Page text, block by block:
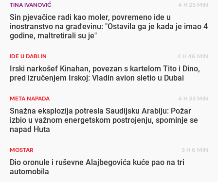
TINA IVANOVIĆ 4 H 25 MIN
Sin pjevačice radi kao moler, povremeno ide u
inostranstvo na građevinu: "Ostavila ga je kada je imao 4
godine, maltretirali su je"
IDE U DABLIN 4 H 46 MIN
Irski narkošef Kinahan, povezan s kartelom Tito i Dino,
pred izručenjem Irskoj: Vladin avion sletio u Dubai
META NAPADA 4 H 33 MIN
Snažna eksplozija potresla Saudijsku Arabiju: Požar
izbio u važnom energetskom postrojenju, spominje se
napad Huta
MOSTAR 3 H 6 MIN
Dio oronule i ruševne Alajbegovića kuće pao na tri
automobila